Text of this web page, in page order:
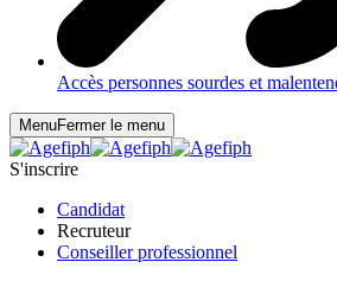
Accès personnes sourdes et
MenuFermer le menu
S'inscrire
Candidat
Recruteur
Conseiller professionnel